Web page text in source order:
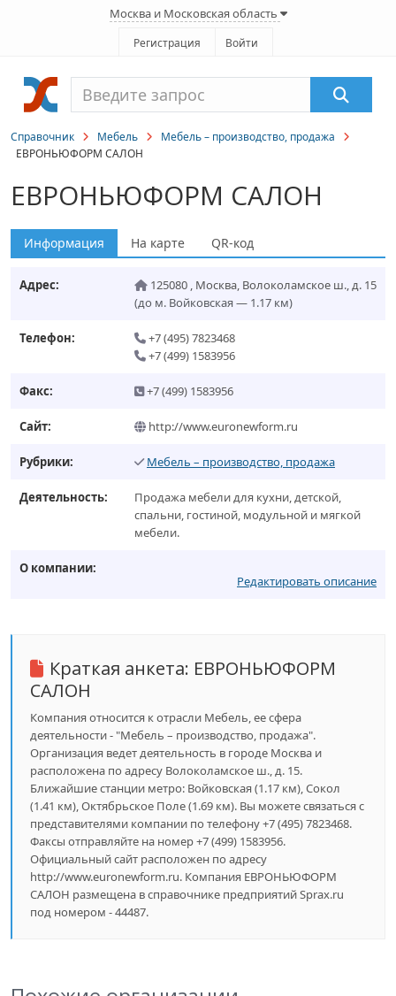
Москва и Московская область
Регистрация Войти
Справочник Мебель
Мебель – производство, продажа
ЕВРОНЬЮФОРМ САЛОН
ЕВРОНЬЮФОРМ САЛОН
Информация На карте QR-код
Адрес: 125080 , Москва, Волоколамское ш., д. 15
(до м. Войковская — 1.17 км)
Телефон:
+7 (495) 7823468
+7 (499) 1583956
Факс: +7 (499) 1583956
Сайт: http://www.euronewform.ru
Рубрики: Мебель – производство, продажа
Деятельность:
Продажа мебели для кухни, детской,
спальни, гостиной, модульной и мягкой
мебели.
О компании:
Редактировать описание
Краткая анкета: ЕВРОНЬЮФОРМ
САЛОН
Компания относится к отрасли Мебель, ее сфера
деятельности - "Мебель – производство, продажа".
Организация ведет деятельность в городе Москва и
расположена по адресу Волоколамское ш., д. 15.
Ближайшие станции метро: Войковская (1.17 км), Сокол
(1.41 км), Октябрьское Поле (1.69 км). Вы можете связаться с
представителями компании по телефону +7 (495) 7823468.
Факсы отправляйте на номер +7 (499) 1583956.
Официальный сайт расположен по адресу
http://www.euronewform.ru. Компания ЕВРОНЬЮФОРМ
САЛОН размещена в справочнике предприятий Sprax.ru
под номером - 44487.